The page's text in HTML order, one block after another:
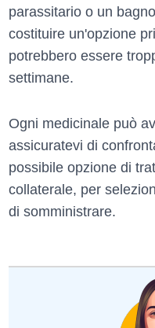
parassitario o un
costituire un'opzione
potrebbero essere
settimane.
Ogni medicinale può
assicuratevi di
possibile opzione di
collaterale, per
di somministrare.